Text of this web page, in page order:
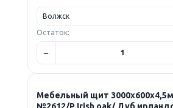
Остаток:
Мебельный щит